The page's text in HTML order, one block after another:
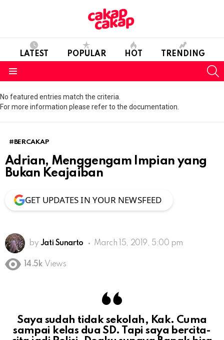
LATEST POPULAR HOT TRENDING
No featured entries match the criteria.
For more information please refer to the documentation.
#BERCAKAP
Adrian, Menggengam Impian yang
Bukan Keajaiban
GET UPDATES IN YOUR NEWSFEED
by Jati Sunarto March 15, 2019, 5:00 pm
14.5k Views
Saya sudah tidak sekolah, Kak. Cuma
sampai kelas dua SD. Tapi saya bercita-